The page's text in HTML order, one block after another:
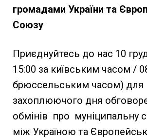
громадами України та
Союзу
Приєднуйтесь до нас 10
15:00 за київським часом /
брюссельським часом) для
захоплюючого дня
обмінів про муніципальну
між Україною та